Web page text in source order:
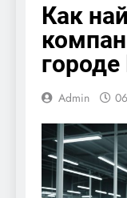
Как
Admin